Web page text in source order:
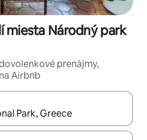
miesta Národný park
prenájmy,
Airbnb
môžete si ich prechádzať